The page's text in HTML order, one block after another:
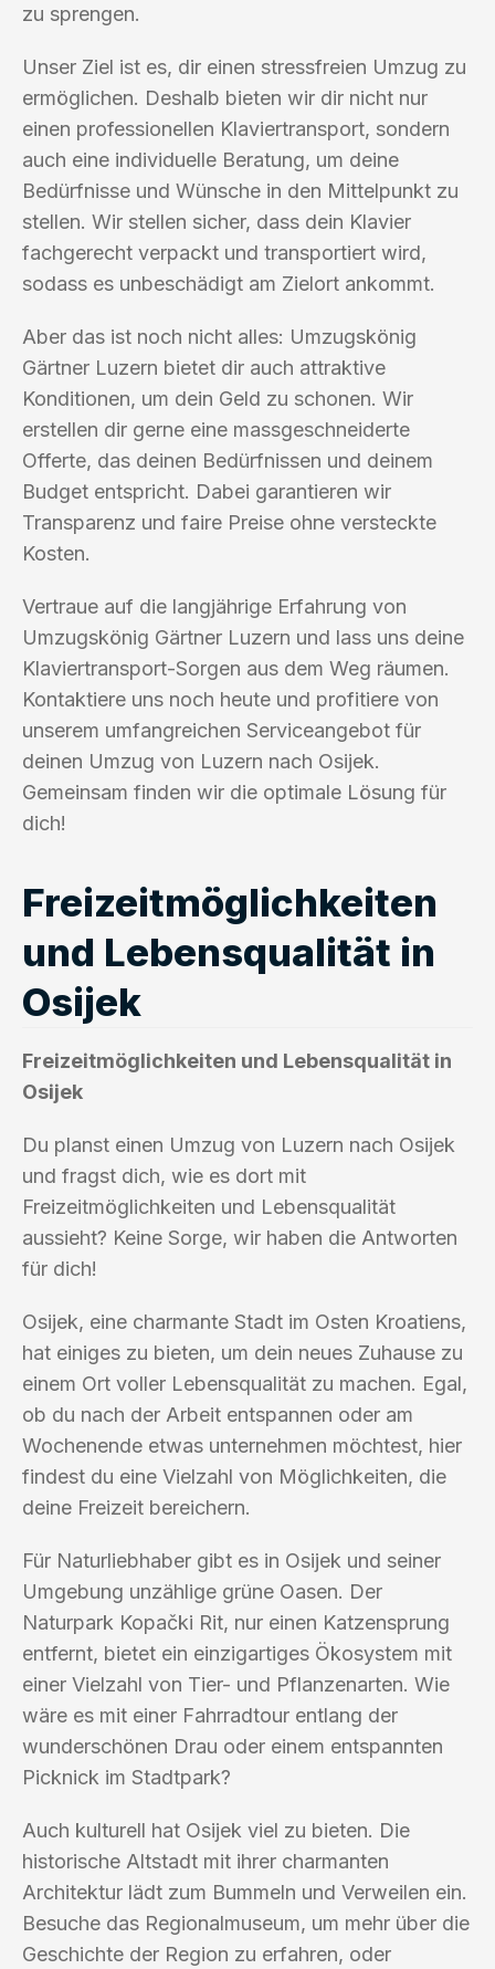
zu sprengen.
Unser Ziel ist es, dir einen stressfreien Umzug zu
ermöglichen. Deshalb bieten wir dir nicht nur
einen professionellen Klaviertransport, sondern
auch eine individuelle Beratung, um deine
Bedürfnisse und Wünsche in den Mittelpunkt zu
stellen. Wir stellen sicher, dass dein Klavier
fachgerecht verpackt und transportiert wird,
sodass es unbeschädigt am Zielort ankommt.
Aber das ist noch nicht alles: Umzugskönig
Gärtner Luzern bietet dir auch attraktive
Konditionen, um dein Geld zu schonen. Wir
erstellen dir gerne eine massgeschneiderte
Offerte, das deinen Bedürfnissen und deinem
Budget entspricht. Dabei garantieren wir
Transparenz und faire Preise ohne versteckte
Kosten.
Vertraue auf die langjährige Erfahrung von
Umzugskönig Gärtner Luzern und lass uns deine
Klaviertransport-Sorgen aus dem Weg räumen.
Kontaktiere uns noch heute und profitiere von
unserem umfangreichen Serviceangebot für
deinen Umzug von Luzern nach Osijek.
Gemeinsam finden wir die optimale Lösung für
dich!
Freizeitmöglichkeiten
und Lebensqualität in
Osijek
Freizeitmöglichkeiten und Lebensqualität in
Osijek
Du planst einen Umzug von Luzern nach Osijek
und fragst dich, wie es dort mit
Freizeitmöglichkeiten und Lebensqualität
aussieht? Keine Sorge, wir haben die Antworten
für dich!
Osijek, eine charmante Stadt im Osten Kroatiens,
hat einiges zu bieten, um dein neues Zuhause zu
einem Ort voller Lebensqualität zu machen. Egal,
ob du nach der Arbeit entspannen oder am
Wochenende etwas unternehmen möchtest, hier
findest du eine Vielzahl von Möglichkeiten, die
deine Freizeit bereichern.
Für Naturliebhaber gibt es in Osijek und seiner
Umgebung unzählige grüne Oasen. Der
Naturpark Kopački Rit, nur einen Katzensprung
entfernt, bietet ein einzigartiges Ökosystem mit
einer Vielzahl von Tier- und Pflanzenarten. Wie
wäre es mit einer Fahrradtour entlang der
wunderschönen Drau oder einem entspannten
Picknick im Stadtpark?
Auch kulturell hat Osijek viel zu bieten. Die
historische Altstadt mit ihrer charmanten
Architektur lädt zum Bummeln und Verweilen ein.
Besuche das Regionalmuseum, um mehr über die
Geschichte der Region zu erfahren, oder